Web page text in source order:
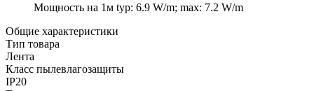
Мощность на 1м typ: 6.9 W/m; max: 7.2 W/m
Общие характеристики
Тип товара
Лента
Класс пылевлагозащиты
IP20